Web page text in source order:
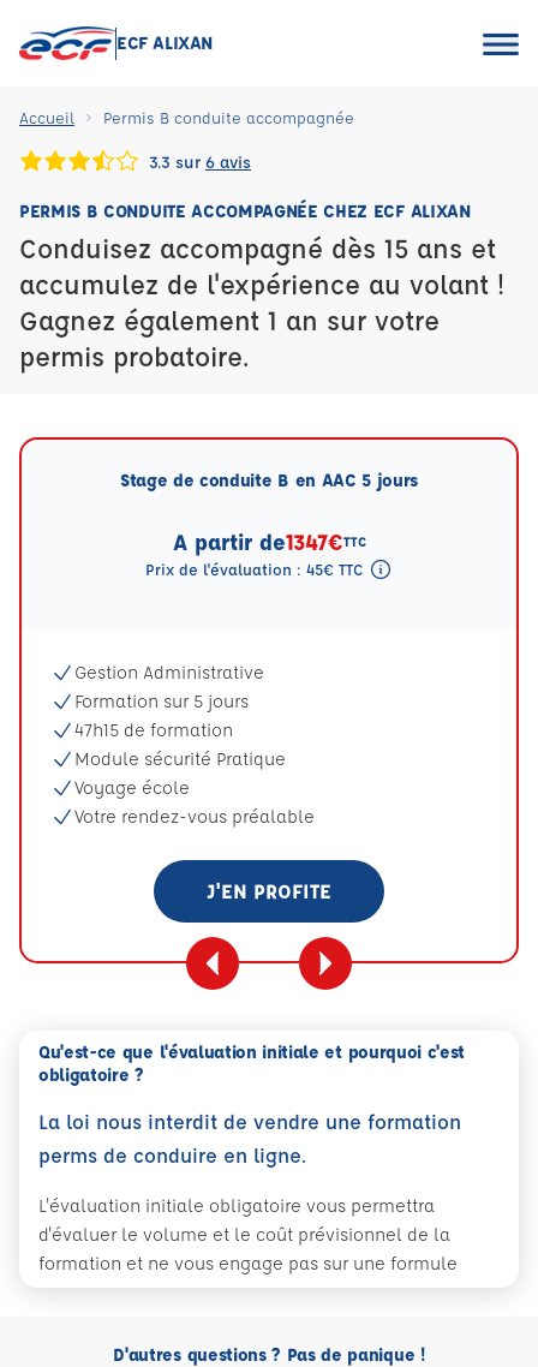
ECF ALIXAN
Accueil Permis B conduite accompagnée
3.3 sur 6 avis
PERMIS B CONDUITE ACCOMPAGNÉE CHEZ ECF ALIXAN
Conduisez accompagné dès 15 ans et
accumulez de l'expérience au volant !
Gagnez également 1 an sur votre
permis probatoire.
Stage de conduite B en AAC 5 jours
A partir de1347€TTC
Prix de l'évaluation : 45€ TTC
Gestion Administrative
Formation sur 5 jours
47h15 de formation
Module sécurité Pratique
Voyage école
Votre rendez-vous préalable
J'EN PROFITE
Qu'est-ce que l'évaluation initiale et pourquoi c'est
obligatoire ?
La loi nous interdit de vendre une formation
perms de conduire en ligne.
L'évaluation initiale obligatoire vous permettra
d'évaluer le volume et le coût prévisionnel de la
formation et ne vous engage pas sur une formule
D'autres questions ? Pas de panique !